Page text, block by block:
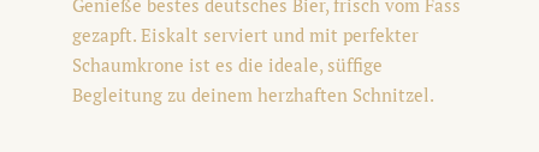
Genieße bestes deutsches Bier, frisch vom Fass
gezapft. Eiskalt serviert und mit perfekter
Schaumkrone ist es die ideale, süffige
Begleitung zu deinem herzhaften Schnitzel.